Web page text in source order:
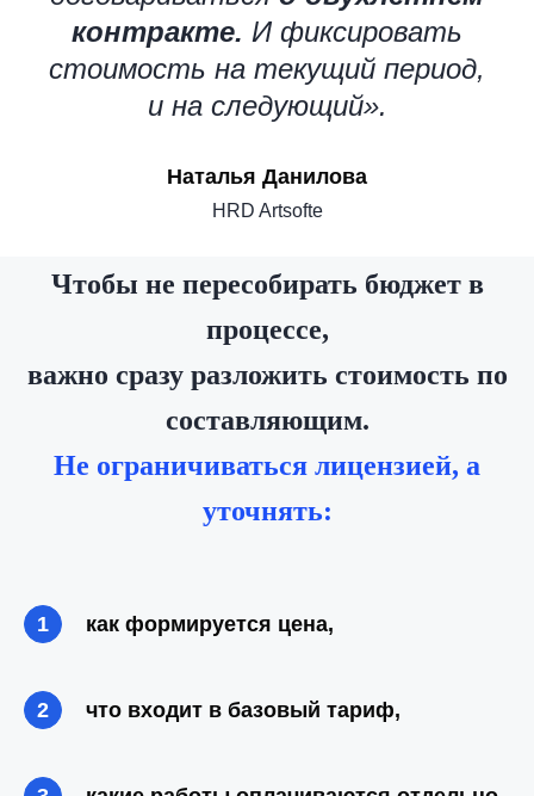
контракте. И фиксировать
стоимость на текущий период,
и на следующий».
Наталья Данилова
HRD Artsofte
Чтобы не пересобирать бюджет в
процессе,
важно сразу разложить стоимость по
составляющим.
Не ограничиваться лицензией, а
уточнять:
как формируется цена,
что входит в базовый тариф,